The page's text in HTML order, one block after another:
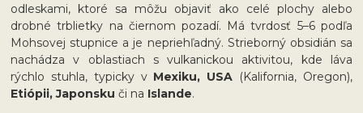
odleskami, ktoré sa môžu objaviť ako celé plochy alebo
drobné trblietky na čiernom pozadí. Má tvrdosť 5–6 podľa
Mohsovej stupnice a je nepriehľadný. Strieborný obsidián sa
nachádza v oblastiach s vulkanickou aktivitou, kde láva
rýchlo stuhla, typicky vMexiku, USA (Kalifornia, Oregon),
Etiópii, Japonsku či na Islande.